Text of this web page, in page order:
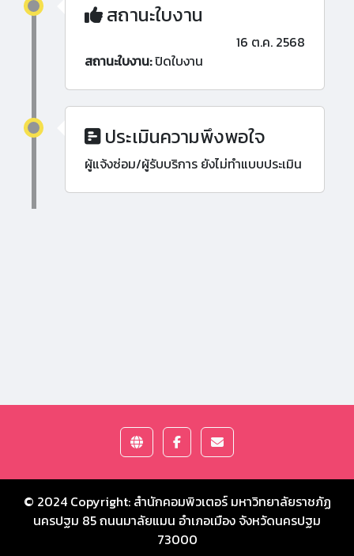
สถานะใบงาน
16 ต.ค. 2568
สถานะใบงาน:ปิดใบงาน
ประเมินความพึงพอใจ
ผู้แจ้งซ่อม/ผู้รับบริการ ยังไม่ทำแบบประเมิน
© 2024 Copyright: สำนักคอมพิวเตอร์ มหาวิทยาลัยราชภัฏ
นครปฐม 85 ถนนมาลัยแมน อำเภอเมือง จังหวัดนครปฐม
73000